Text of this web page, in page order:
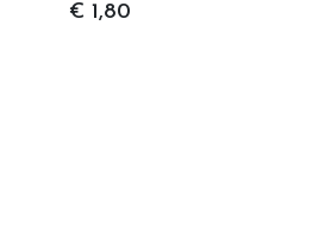
8MM
€ 1,80